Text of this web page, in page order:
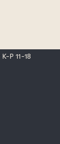
P 11-18